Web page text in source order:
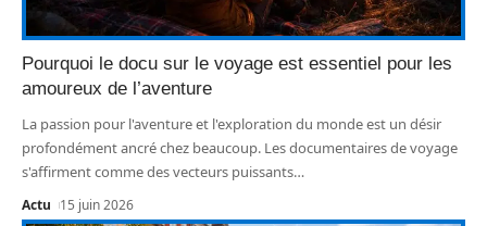
Pourquoi le docu sur le voyage est essentiel pour les
amoureux de l’aventure
La passion pour l'aventure et l'exploration du monde est un désir
profondément ancré chez beaucoup. Les documentaires de voyage
s'affirment comme des vecteurs puissants…
Actu 15 juin 2026